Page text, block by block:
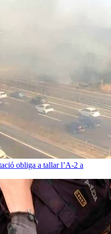
obliga a tallar l’A-2 a